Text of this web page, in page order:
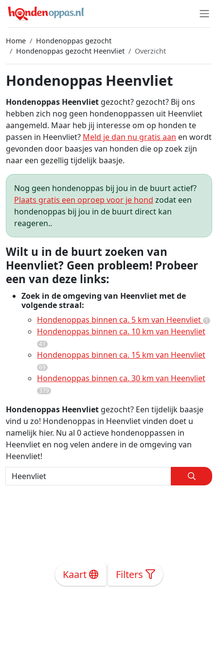
Home
Hondenoppas gezocht
Hondenoppas gezocht Heenvliet
Overzicht
Hondenoppas Heenvliet
Hondenoppas Heenvliet gezocht? gezocht? Bij ons
hebben zich nog geen hondenoppassen uit Heenvliet
aangemeld. Maar heb jij interesse om op honden te
passen in Heenvliet? Meld je dan nu gratis aan en wordt
gevonden door baasjes van honden die op zoek zijn
naar een gezellig tijdelijk baasje.
Nog geen hondenoppas bij jou in de buurt actief?
Plaats gratis een oproep voor je hond zodat een
hondenoppas bij jou in de buurt direct kan
reageren..
Wilt u in de buurt zoeken van
Heenvliet? Geen probleem! Probeer
een van deze links:
Zoek in de omgeving van Heenvliet met de
volgende straal:
Hondenoppas binnen ca. 5 km van Heenvliet 1
Hondenoppas binnen ca. 10 km van Heenvliet
41
Hondenoppas binnen ca. 15 km van Heenvliet
69
Hondenoppas binnen ca. 30 km van Heenvliet
379
Hondenoppas Heenvliet gezocht? Een tijdelijk baasje
vind u zo! Hondenoppas in Heenvliet vinden doet u
namelijk hier. Nu al 0 actieve hondenoppassen in
Heenvliet en nog velen andere in de omgeving van
Heenvliet!
Kaart Filters